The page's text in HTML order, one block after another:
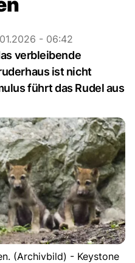
- 06:42
verbleibende
ist nicht
führt das Rudel aus
(Archivbild) - Keystone